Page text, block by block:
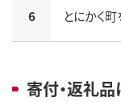
6 とにかく
寄付・返礼